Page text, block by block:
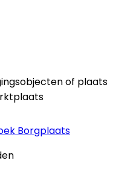
of plaats
Borgplaats